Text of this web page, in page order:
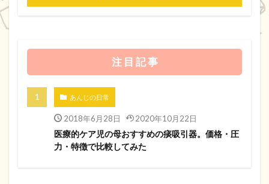
注 目 記 事
あんじの日常
2018年6月28日 2020年10月22日
医療的ケア児の母おすすめの痰吸引器。価格・圧
力・特徴で比較してみた